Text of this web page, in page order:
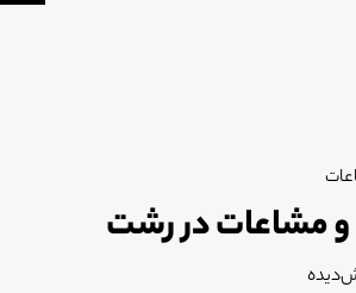
و مشاعات در رشت